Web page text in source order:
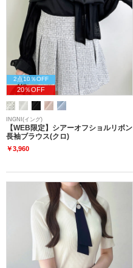
2点10％OFF
20％OFF
INGNI(イング)
【WEB限定】シアーオフショルリボン
長袖ブラウス(クロ)
￥3,960